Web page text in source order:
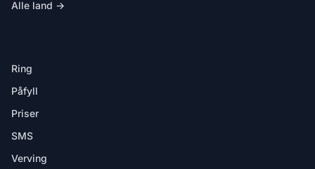
Alle land →
Ring
Påfyll
Priser
SMS
Verving